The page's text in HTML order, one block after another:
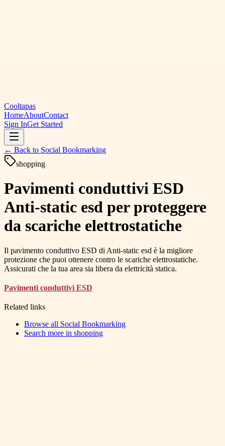
Cooltapas
HomeAboutContact
Sign InGet Started
← Back to Social Bookmarking
shopping
Pavimenti conduttivi ESD
Anti-static esd per proteggere
da scariche elettrostatiche
Il pavimento conduttivo ESD di Anti-static esd è la migliore
protezione che puoi ottenere contro le scariche elettrostatiche.
Assicurati che la tua area sia libera da elettricità statica.
Pavimenti conduttivi ESD
Related links
Browse all Social Bookmarking
Search more in shopping